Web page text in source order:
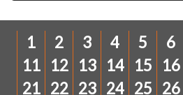
1 2 3 4 5 6
11
12 13 14 15 16
21 22 23 24 25 26